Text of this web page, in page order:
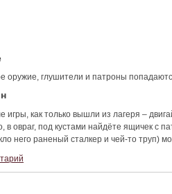
оружие, глушители и патроны
игры, как только вышли из лагеря –
в овраг, под кустами найдёте ящичек с
него раненый сталкер и чей-то труп)